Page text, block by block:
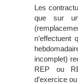
Les
que sur
n’effectuent
incomplet)
REP ou
d’exercice